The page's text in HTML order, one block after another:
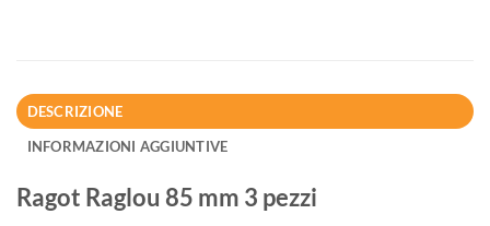
DESCRIZIONE
INFORMAZIONI AGGIUNTIVE
Ragot Raglou 85 mm 3 pezzi